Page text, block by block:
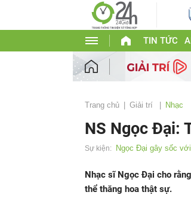
TIN TỨC
Trang chủ Giải trí Nhạc
NS Ngọc Đại:
Sự kiện: Ngọc Đại gây sốc
Nhạc sĩ Ngọc Đại cho
thể thăng hoa thật sự.